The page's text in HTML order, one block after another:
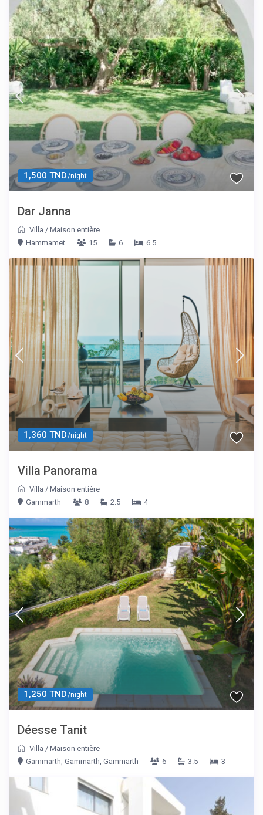
1,500 TND/night
Dar Janna
Villa /Maison entière
Hammamet
15 6 6.5
1,360 TND/night
Villa Panorama
Villa /Maison entière
Gammarth
8 2.5 4
1,250 TND/night
Déesse Tanit
Villa /Maison entière
Gammarth, Gammarth, Gammarth
6 3.5 3